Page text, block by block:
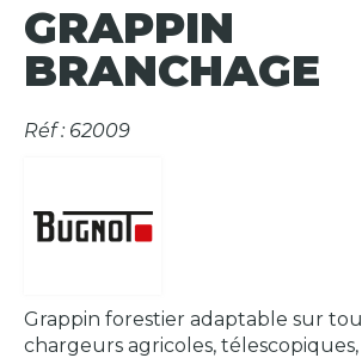
GRAPPIN
BRANCHAGE
Réf : 62009
Grappin forestier adaptable sur
chargeurs agricoles,